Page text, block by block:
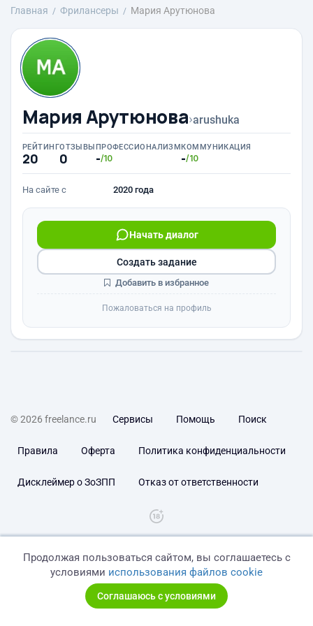
Главная Фрилансеры Мария Арутюнова
Мария Арутюнова›arushuka
РЕЙТИНГ
20
ОТЗЫВЫ
0
ПРОФЕССИОНАЛИЗМ
-/10
КОММУНИКАЦИЯ
-/10
На сайте с 2020 года
Начать диалог
Создать задание
Добавить в избранное
Пожаловаться на профиль
© 2026 freelance.ru Сервисы Помощь Поиск
Правила Оферта Политика конфиденциальности
Дисклеймер о ЗоЗПП Отказ от ответственности
Продолжая пользоваться сайтом, вы соглашаетесь с
условиями использования файлов cookie
Соглашаюсь с условиями